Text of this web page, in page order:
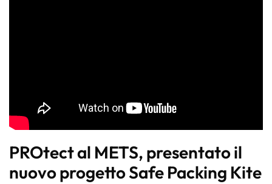
PROtect al METS, presentato il
nuovo progetto Safe Packing Kite